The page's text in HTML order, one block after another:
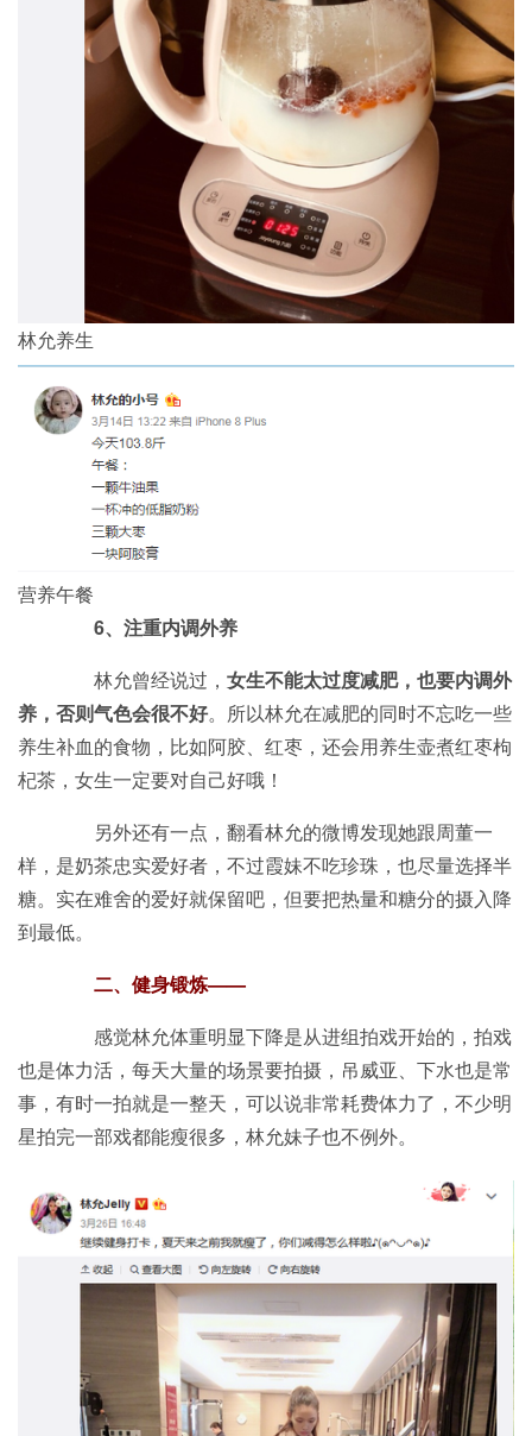
林允养生
营养午餐
6、注重内调外养
林允曾经说过， 女生不能太过度减肥，也要内调外
养，否则气色会很不好。所以林允在减肥的同时不忘吃一些
养生补血的食物，比如阿胶、红枣，还会用养生壶煮红枣枸
杞茶，女生一定要对自己好哦！
另外还有一点，翻看林允的微博发现她跟周董一
样，是奶茶忠实爱好者，不过霞妹不吃珍珠，也尽量选择半
糖。实在难舍的爱好就保留吧，但要把热量和糖分的摄入降
到最低。
二、健身锻炼——
感觉林允体重明显下降是从进组拍戏开始的，拍戏
也是体力活，每天大量的场景要拍摄，吊威亚、下水也是常
事，有时一拍就是一整天，可以说非常耗费体力了，不少明
星拍完一部戏都能瘦很多，林允妹子也不例外。